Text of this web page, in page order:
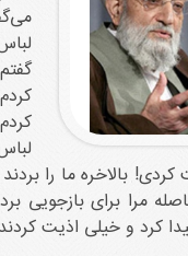
بالاخره ما را بردند
مرا برای بازجویی
کرد و خیلی اذیت کردند.